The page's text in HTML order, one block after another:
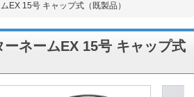
EX 15号 キャップ式（既製品）
ーネームEX 15号 キャップ式